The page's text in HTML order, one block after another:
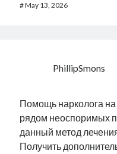
#May 13, 2026
PhillipSmons
Помощь нарколога
рядом неоспоримых
данный метод
Получить